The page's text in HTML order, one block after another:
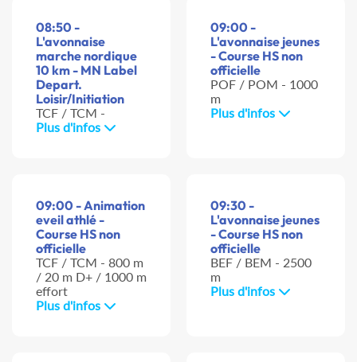
08:50 -
L'avonnaise
marche nordique
10 km - MN Label
Depart.
Loisir/Initiation
TCF / TCM -
Plus d'infos
09:00 -
L'avonnaise jeunes
- Course HS non
officielle
POF / POM - 1000
m
Plus d'infos
09:00 - Animation
eveil athlé -
Course HS non
officielle
TCF / TCM - 800 m
/ 20 m D+ / 1000 m
effort
Plus d'infos
09:30 -
L'avonnaise jeunes
- Course HS non
officielle
BEF / BEM - 2500
m
Plus d'infos